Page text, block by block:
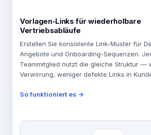
Vorlagen-Links für wiederholbare
Vertriebsabläufe
Erstellen Sie konsistente Link-Muster für
Angebote und Onboarding-Sequenzen.
Teammitglied nutzt die gleiche Struktur —
Verwirrung, weniger defekte Links in
So funktioniert es →